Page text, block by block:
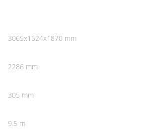
3065x1524x1870 mm
2286 mm
305 mm
9.5 m